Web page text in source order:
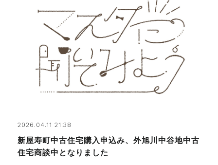
2026.04.11 21:38
新屋寿町中古住宅購入申込み、外旭川中谷地中古
住宅商談中となりました